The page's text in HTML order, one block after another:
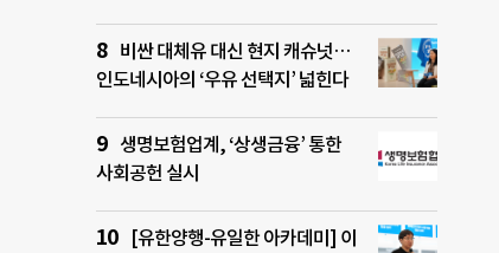
비싼 대체유 대신 현지 캐슈넛…
인도네시아의 ‘우유 선택지’ 넓힌다
생명보험업계, ‘상생금융’ 통한
사회공헌 실시
[유한양행-유일한 아카데미] 이